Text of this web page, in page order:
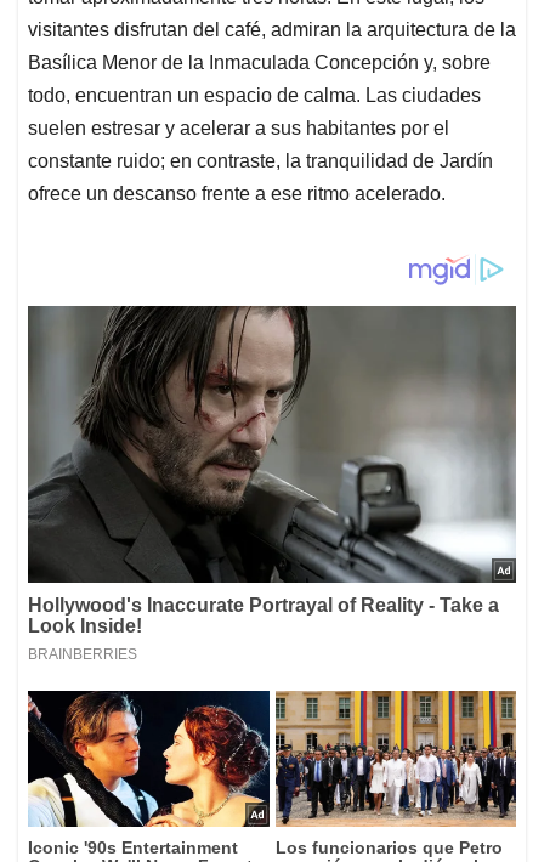
visitantes disfrutan del café, admiran la arquitectura de la
Basílica Menor de la Inmaculada Concepción y, sobre
todo, encuentran un espacio de calma. Las ciudades
suelen estresar y acelerar a sus habitantes por el
constante ruido; en contraste, la tranquilidad de Jardín
ofrece un descanso frente a ese ritmo acelerado.